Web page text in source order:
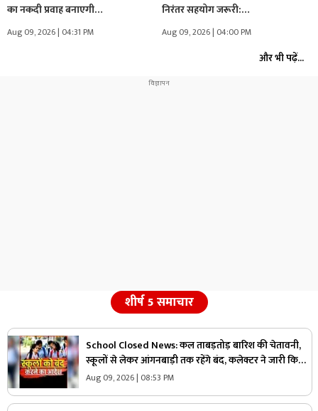
का नकदी प्रवाह बनाएगी…
Aug 09, 2026 | 04:31 PM
निरंतर सहयोग जरूरी:…
Aug 09, 2026 | 04:00 PM
और भी पढ़ें...
शीर्ष 5 समाचार
School Closed News: कल ताबड़तोड़ बारिश की चेतावनी,
स्कूलों से लेकर आंगनबाड़ी तक रहेंगे बंद, कलेक्टर ने जारी किया
आदेश
Aug 09, 2026 | 08:53 PM